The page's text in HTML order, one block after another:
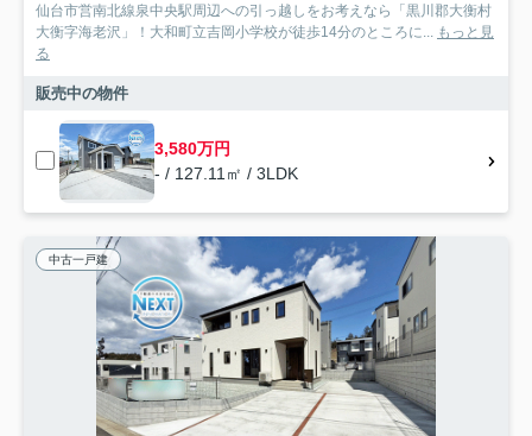
仙台市営南北線泉中央駅周辺への引っ越しをお考えなら「黒川郡大衡村
大衡字海老沢」！大和町立吉岡小学校が徒歩14分のところに... もっと見
る
販売中の物件
3,580万円
- / 127.11㎡ / 3LDK
中古一戸建